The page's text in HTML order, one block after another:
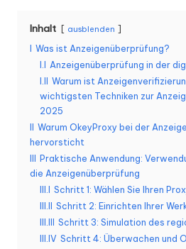
st
e
e
T
Inhalt ausblenden
Was ist Anzeigenüberprüfung?
I.I Anzeigenüberprüfung in der
I.II
Warum ist
wichtigsten Techniken zur
2025
Warum OkeyProxy bei der
hervorsticht
Praktische Anwendung:
die Anzeigenüberprüfung
III.I Schritt 1: Wählen Sie Ihren
III.II
Schritt 2: Einrichten Ihrer
III.III
Schritt 3: Simulation des
III.IV Schritt 4: Überwachen und